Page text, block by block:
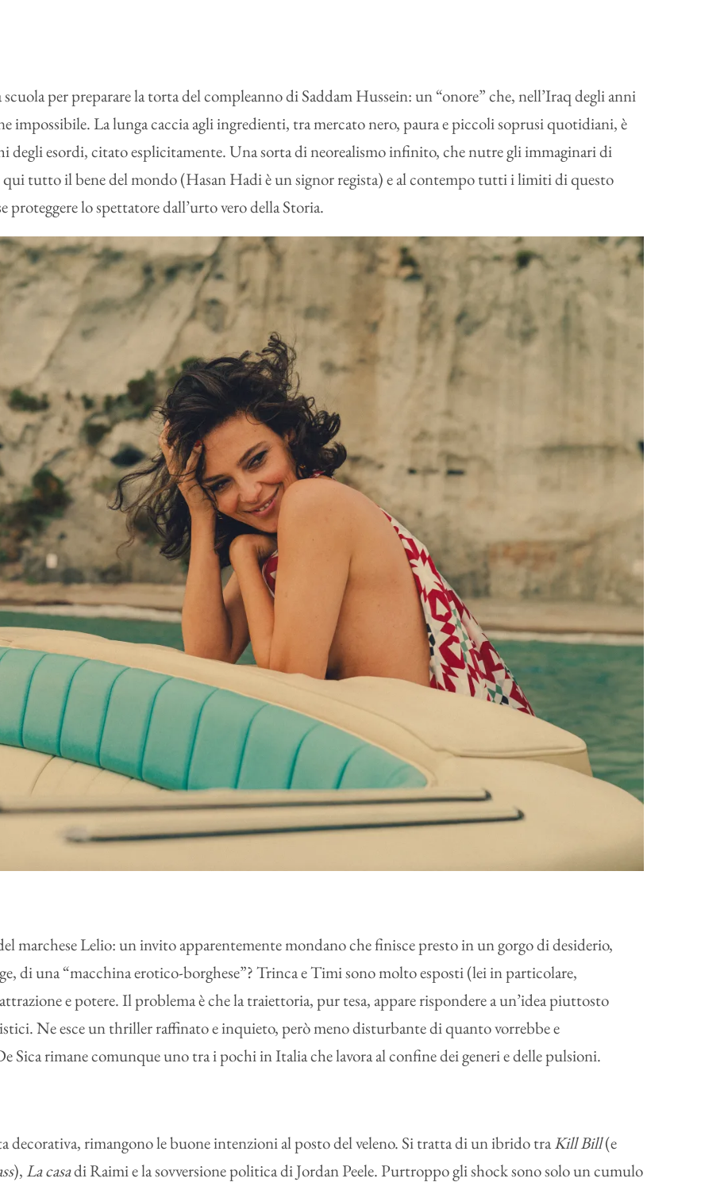
per preparare la torta del compleanno di Saddam Hussein: un “onore” che, nell’Iraq degli anni
impossibile. La lunga caccia agli ingredienti, tra mercato nero, paura e piccoli soprusi quotidiani, è
degli esordi, citato esplicitamente. Una sorta di neorealismo infinito, che nutre gli immaginari di
tutto il bene del mondo (Hasan Hadi è un signor regista) e al contempo tutti i limiti di questo
proteggere lo spettatore dall’urto vero della Storia.
marchese Lelio: un invito apparentemente mondano che finisce presto in un gorgo di desiderio,
di una “macchina erotico-borghese”? Trinca e Timi sono molto esposti (lei in particolare,
e potere. Il problema è che la traiettoria, pur tesa, appare rispondere a un’idea piuttosto
Ne esce un thriller raffinato e inquieto, però meno disturbante di quanto vorrebbe e
Sica rimane comunque uno tra i pochi in Italia che lavora al confine dei generi e delle pulsioni.
decorativa, rimangono le buone intenzioni al posto del veleno. Si tratta di un ibrido traKill Bill(e
), La casadi Raimi e la sovversione politica di Jordan Peele. Purtroppo gli shock sono solo un cumulo